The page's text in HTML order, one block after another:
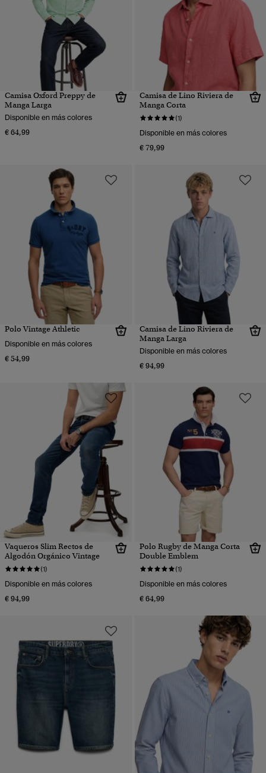
Camisa Oxford Preppy de
Manga Larga
Disponible en más colores
€ 64,99
Camisa de Lino Riviera de
Manga Corta
(1)
Disponible en más colores
€ 79,99
Polo Vintage Athletic
Disponible en más colores
€ 54,99
Camisa de Lino Riviera de
Manga Larga
Disponible en más colores
€ 94,99
Vaqueros Slim Rectos de
Algodón Orgánico Vintage
(1)
Disponible en más colores
€ 94,99
Polo Rugby de Manga Corta
Double Emblem
(1)
Disponible en más colores
€ 64,99